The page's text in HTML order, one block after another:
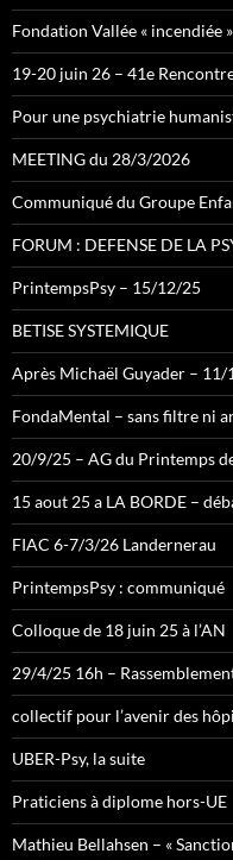
Fondation Vallée « incendiée
19-20 juin 26 – 41e
Pour une psychiatrie
MEETING du 28/3/2026
Communiqué du Groupe
FORUM : DEFENSE DE LA
PrintempsPsy – 15/12/25
BETISE SYSTEMIQUE
Après Michaël Guyader – 11/
FondaMental – sans filtre ni
20/9/25 – AG du Printemps
15 aout 25 a LA BORDE –
FIAC 6-7/3/26 Landernerau
PrintempsPsy : communiqué
Colloque de 18 juin 25 à l’AN
29/4/25 16h –
collectif pour l’avenir des
UBER-Psy, la suite
Praticiens à diplome hors-UE
Mathieu Bellahsen – «